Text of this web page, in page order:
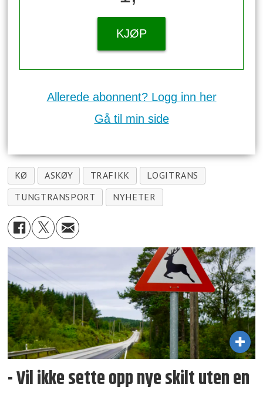
KJØP
Allerede abonnent? Logg inn her
Gå til min side
KØ ASKØY TRAFIKK
LOGITRANS
TUNGTRANSPORT
NYHETER
- Vil ikke sette opp nye skilt uten en